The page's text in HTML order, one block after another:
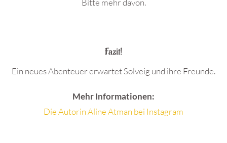
Bitte mehr davon.
Fazit!
Ein neues Abenteuer erwartet Solveig und ihre Freunde.
Mehr Informationen:
Die Autorin Aline Atman bei Instagram